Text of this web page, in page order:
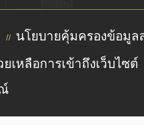
//
นโยบายคุ้มครองข้อมูล
เหลือการเข้าถึงเว็บไซต์